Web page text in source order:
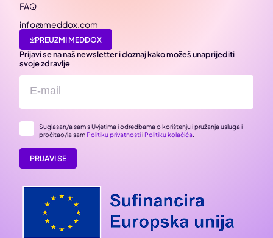
FAQ
info@meddox.com
PREUZMI MEDDOX
Prijavi se na naš newsletter i doznaj kako možeš unaprijediti
svoje zdravlje
Suglasan/a sam s Uvjetima i odredbama o korištenju i pružanja usluga i
pročitao/la sam Politiku privatnostii Politiku kolačića.
PRIJAVI SE